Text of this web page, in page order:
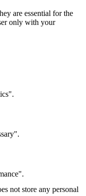
are essential for the
only with your
not store any personal